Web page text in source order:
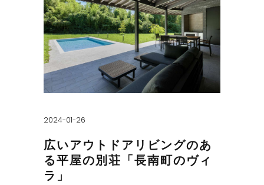
2024-01-26
広いアウトドアリビングのあ
る平屋の別荘「長南町のヴィ
ラ」